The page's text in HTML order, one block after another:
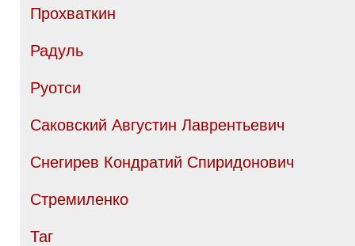
Прохваткин
Радуль
Руотси
Саковский Августин Лаврентьевич
Снегирев Кондратий Спиридонович
Стремиленко
Таг